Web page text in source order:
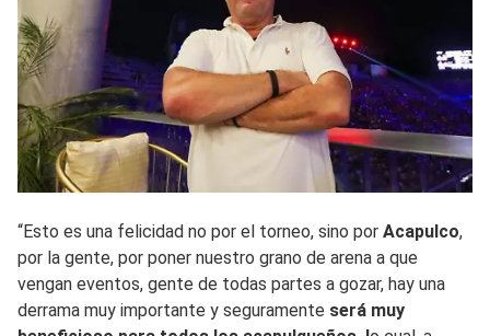
“Esto es una felicidad no por el torneo, sino por Acapulco,
por la gente, por poner nuestro grano de arena a que
vengan eventos, gente de todas partes a gozar, hay una
derrama muy importante y seguramente será muy